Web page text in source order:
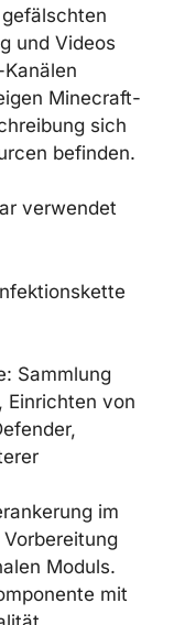
) von
poisoning
YouTube-
zeigen
verwendet
Sammlung
Defender,
im
Moduls.